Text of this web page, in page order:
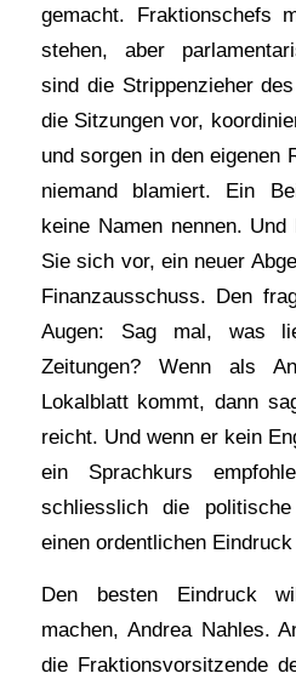
gemacht. Fraktionschefs
stehen, aber
sind die Strippenzieher
die Sitzungen vor,
und sorgen in den eigenen
niemand blamiert. Ein
keine Namen nennen.
Sie sich vor, ein neuer
Finanzausschuss. Den
Augen: Sag mal, was
Zeitungen? Wenn als
Lokalblatt kommt, dann
reicht. Und wenn er kein
ein Sprachkurs
schliesslich die
einen ordentlichen
Den besten Eindruck
machen, Andrea Nahles.
die Fraktionsvorsitzende